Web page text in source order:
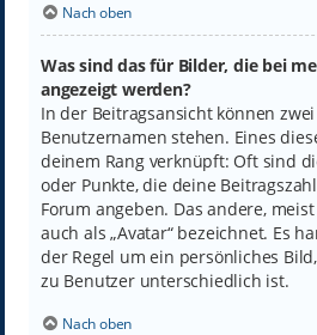
Nach oben
Was sind das für Bilder, die bei
angezeigt werden?
In der Beitragsansicht können
Benutzernamen stehen. Eines
deinem Rang verknüpft: Oft sind
oder Punkte, die deine
Forum angeben. Das andere,
auch als „Avatar“ bezeichnet. Es
der Regel um ein persönliches
zu Benutzer unterschiedlich ist.
Nach oben